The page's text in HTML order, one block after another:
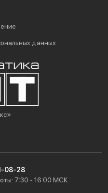
данных
08-28
7:30 - 16:00 МСК